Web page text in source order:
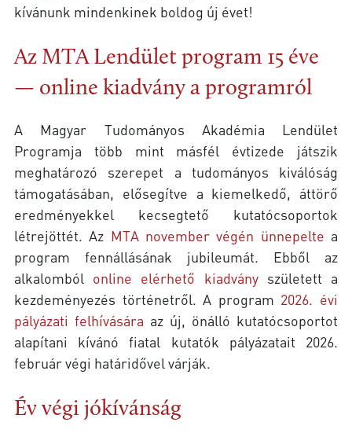
kívánunk mindenkinek boldog új évet!
Az MTA Lendület program 15 éve
— online kiadvány a programról
A Magyar Tudományos Akadémia Lendület
Programja több mint másfél évtizede játszik
meghatározó szerepet a tudományos kiválóság
támogatásában, elősegítve a kiemelkedő, áttörő
eredményekkel kecsegtető kutatócsoportok
létrejöttét. Az MTA november végén ünnepelte a
program fennállásának jubileumát. Ebből az
alkalomból online elérhető kiadványszületett a
kezdeményezés történetről. A program 2026. évi
pályázati felhívására az új, önálló kutatócsoportot
alapítani kívánó fiatal kutatók pályázatait 2026.
február végi határidővel várják.
Év végi jókívánság